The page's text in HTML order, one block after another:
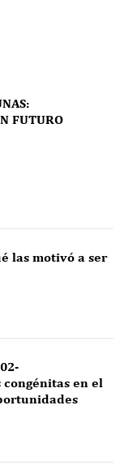
FUTURO
las motivó a ser
congénitas en el